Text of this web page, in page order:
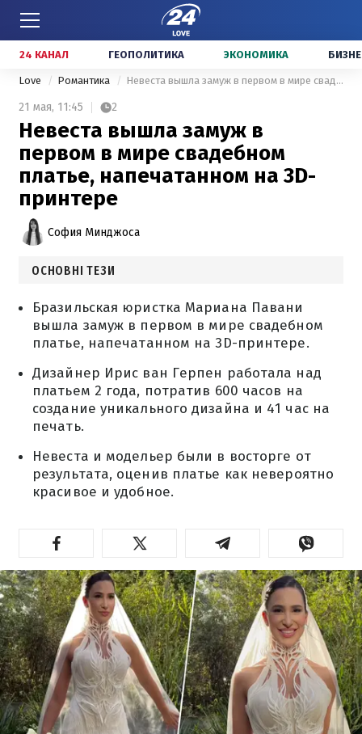
24 КАНАЛ ГЕОПОЛИТИКА ЭКОНОМИКА
Love Романтика Невеста вышла замуж в первом в мире свадебном платье, напечатанном на 3D-принтере
21 мая, 11:45 2
Невеста вышла замуж в
первом в мире свадебном
платье, напечатанном на 3D-
принтере
София Минджоса
ОСНОВНІ ТЕЗИ
Бразильская юристка Мариана Павани
вышла замуж в первом в мире свадебном
платье, напечатанном на 3D-принтере.
Дизайнер Ирис ван Герпен работала над
платьем 2 года, потратив 600 часов на
создание уникального дизайна и 41 час на
печать.
Невеста и модельер были в восторге от
результата, оценив платье как невероятно
красивое и удобное.